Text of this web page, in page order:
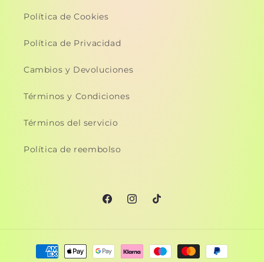
Política de Cookies
Política de Privacidad
Cambios y Devoluciones
Términos y Condiciones
Términos del servicio
Política de reembolso
FacebookInstagram
TikTok
Formas